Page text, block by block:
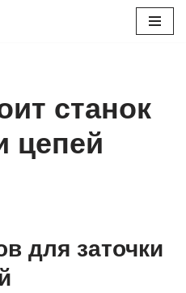
станок
цепей
для заточки